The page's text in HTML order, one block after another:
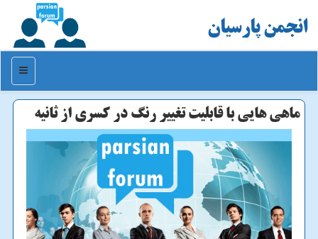
انجمن پارسیان
منو
ماهی هایی با قابلیت تغییر رنگ در كسری از ثانیه